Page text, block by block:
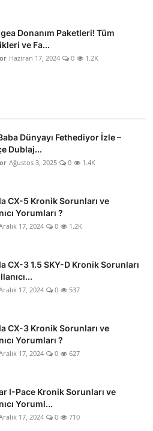
Donanım Paketleri! Tüm
ve Fa...
Haziran 17, 2024 0 1.2K
Dünyayı Fethediyor İzle –
Dublaj...
Ağustos 3, 2025 0 1.4K
CX-5 Kronik Sorunları ve
Yorumları ?
17, 2024 0 1.2K
CX-3 1.5 SKY-D Kronik Sorunları
17, 2024 0 537
CX-3 Kronik Sorunları ve
Yorumları ?
17, 2024 0 627
I-Pace Kronik Sorunları ve
Yoruml...
17, 2024 0 710